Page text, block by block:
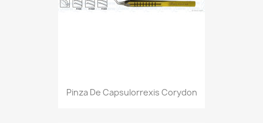
Pinza De Capsulorrexis Corydon